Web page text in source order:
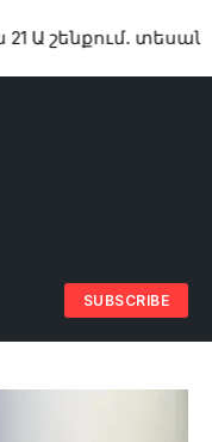
տեսանյութ
SUBSCRIBE